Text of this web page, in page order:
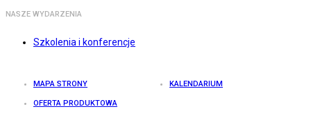
NASZE WYDARZENIA
Szkolenia i konferencje
MAPA STRONY KALENDARIUM
OFERTA PRODUKTOWA